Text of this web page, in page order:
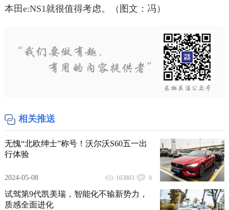
本田e:NS1就很值得考虑。（图文：冯）
相关推送
无愧“北欧绅士”称号！沃尔沃S60五一出
行体验
2024-05-08 163803 0
试驾第9代凯美瑞，智能化不输新势力，
质感全面进化